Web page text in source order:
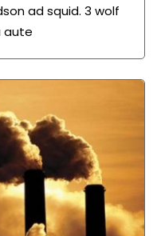
ad squid. 3 wolf
aute